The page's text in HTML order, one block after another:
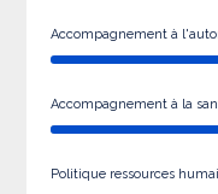
Accompagnement à
Accompagnement à la
Politique ressources